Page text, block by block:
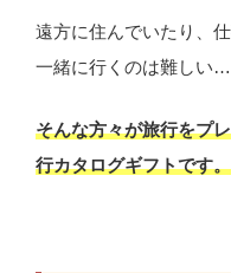
遠方に住んでいたり、
一緒に行くのは難しい…
そんな方々が旅行をプ
行カタログギフトです。